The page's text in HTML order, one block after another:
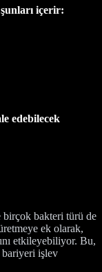
şunları içerir:
edebilecek
birçok bakteri türü de
ek olarak,
etkileyebiliyor. Bu,
bariyeri işlev